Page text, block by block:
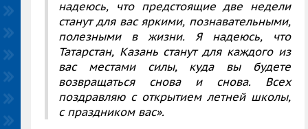
надеюсь, что предстоящие две недели
станут для вас яркими, познавательными,
полезными в жизни. Я надеюсь, что
Татарстан, Казань станут для каждого из
вас местами силы, куда вы будете
возвращаться снова и снова. Всех
поздравляю с открытием летней школы,
с праздником вас».